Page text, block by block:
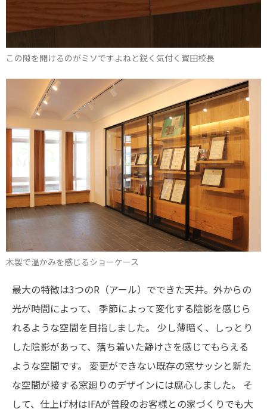
この隙を開けるのがミソですよねと鋭く気付く寳田校長
木製で温かみを感じるショーケース
最大の特徴は3つのR（アール）でできた天井。外からの
光が時間によって、 季節によって変化する陰影を感じら
れるような空間を目指しました。 少し薄暗く、しっとり
した陰影があって、落ち着いた静けさを感じてもらえる
ような空間です。 変更ができない既存の窓サッシと新た
な空間が接する窓廻りのデザインには腐心しました。
そ
して、仕上げ材はIFAが普段のお客様との家づくりでも大